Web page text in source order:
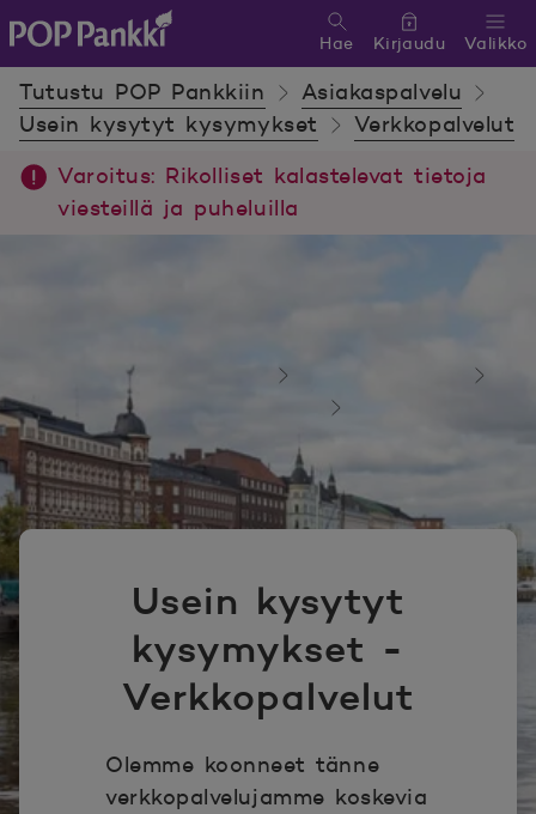
POP Pankki, etusivulle
Valikko
Hae Kirjaudu
Tutustu POP Pankkiin
Asiakaspalvelu
Usein kysytyt kysymykset
Verkkopalvelut
Varoitus: Rikolliset kalastelevat tietoja
viesteillä ja puheluilla
Tutustu POP Pankkiin
Usein kysytyt kysymykset
Usein kysytyt
kysymykset -
Verkkopalvelut
Olemme koonneet tänne
verkkopalvelujamme koskevia